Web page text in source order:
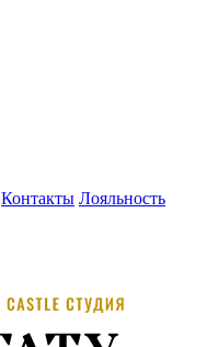
Контакты Лояльность